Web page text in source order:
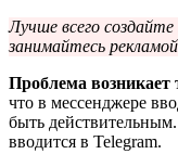
Лучше всего
занимайтесь
Проблема возникает
что в мессенджере
быть
вводится в Telegram.